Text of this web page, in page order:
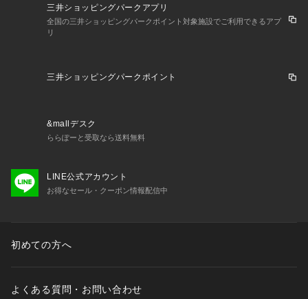
三井ショッピングパークアプリ
全国の三井ショッピングパークポイント対象施設でご利用できるアプ
リ
三井ショッピングパークポイント
&mallデスク
ららぽーと受取なら送料無料
LINE公式アカウント
お得なセール・クーポン情報配信中
初めての方へ
よくある質問・お問い合わせ